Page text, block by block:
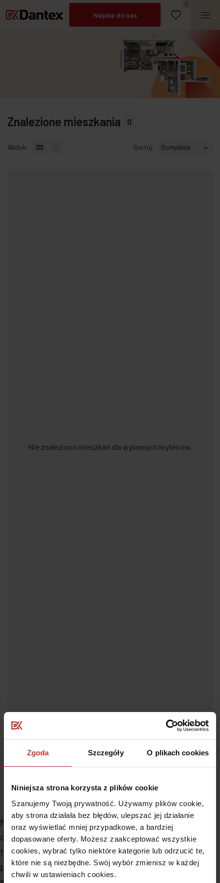
Zgoda Szczegóły O plikach cookies
Niniejsza strona korzysta z plików cookie
Szanujemy Twoją prywatność. Używamy plików cookie,
aby strona działała bez błędów, ulepszać jej działanie
oraz wyświetlać mniej przypadkowe, a bardziej
dopasowane oferty. Możesz zaakceptować wszystkie
cookies, wybrać tylko niektóre kategorie lub odrzucić te,
które nie są niezbędne. Swój wybór zmienisz w każdej
chwili w ustawieniach cookies.
Napisz do nas
Zadzwoń
0
Znalezione mieszkania 0
Widok: Sortuj:
Nie znaleziono mieszkań dla wybranych kryteriów.
Mieszkania dwupoziomowe cieszą się w ostatnim
czasie coraz większym zainteresowaniem. Wynika
to z ich funkcjonalnego układu oraz dużej
powierzchni, dzięki której dwupoziomówki